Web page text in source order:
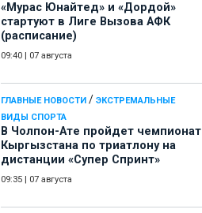
«Мурас Юнайтед» и «Дордой»
стартуют в Лиге Вызова АФК
(расписание)
09:40 07 августа
ГЛАВНЫЕ НОВОСТИ / ЭКСТРЕМАЛЬНЫЕ
ВИДЫ СПОРТА
В Чолпон-Ате пройдет чемпионат
Кыргызстана по триатлону на
дистанции «Супер Спринт»
09:35 07 августа